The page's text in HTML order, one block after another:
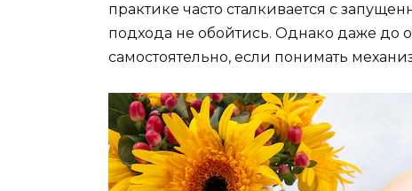
практике часто сталкивается с
подхода не обойтись. Однако даже до
самостоятельно, если понимать